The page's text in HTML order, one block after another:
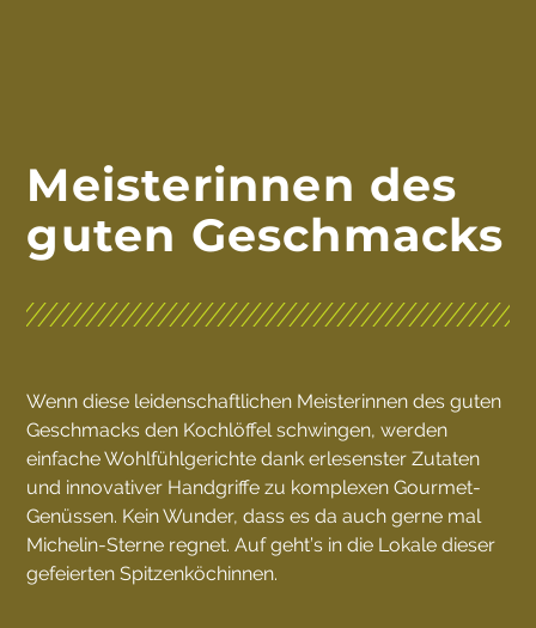
Meisterinnen des
guten Geschmacks
Wenn diese leidenschaftlichen Meisterinnen des guten
Geschmacks den Kochlöffel schwingen, werden
einfache Wohlfühlgerichte dank erlesenster Zutaten
und innovativer Handgriffe zu komplexen Gourmet-
Genüssen. Kein Wunder, dass es da auch gerne mal
Michelin-Sterne regnet. Auf geht’s in die Lokale dieser
gefeierten Spitzenköchinnen.